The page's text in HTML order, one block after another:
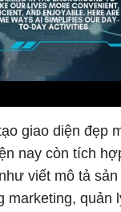
giao diện đẹp
nay còn tích
viết mô tả
marketing, quản